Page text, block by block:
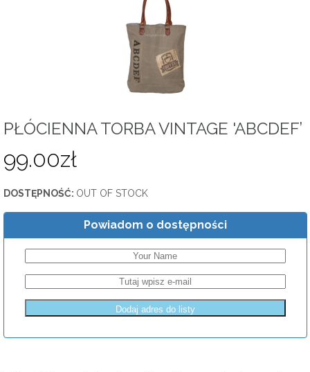
PŁÓCIENNA TORBA VINTAGE 'ABCDEF’
99.00zł
DOSTĘPNOŚĆ: OUT OF STOCK
Powiadom o dostępności